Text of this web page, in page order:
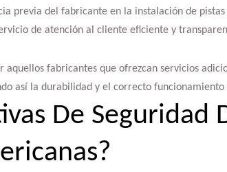
previa del fabricante en la instalación de
de atención al cliente eficiente y
aquellos fabricantes que ofrezcan servicios
así la durabilidad y el correcto
De Seguridad